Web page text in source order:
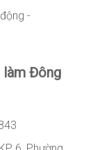
-
làm Đông